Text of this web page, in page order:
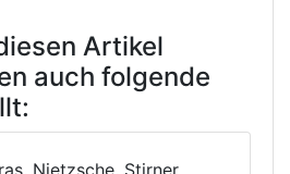
Artikel
auch folgende